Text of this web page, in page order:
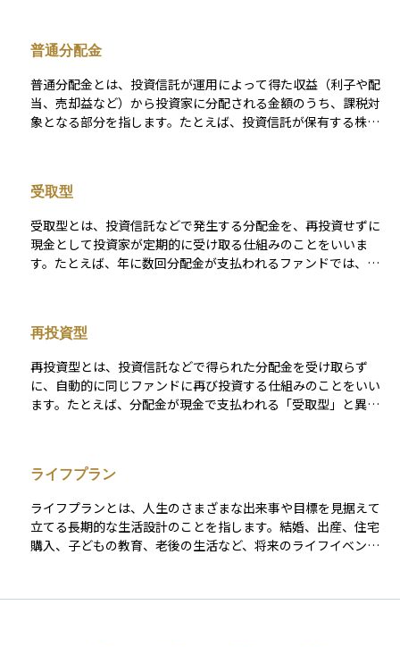
されます。この金額には税金がかからないのが特徴ですが、そ
の分だけ投資元本が減少するため、見かけ上の収益が実際には
資産の取り崩しに過ぎないというケースもあります。したがっ
て、元本払戻金を収益と誤解せず、投資信託の本来の運用成績
や資産価値の変動と合わせて評価することが重要です。
普通分配金
普通分配金とは、投資信託が運用によって得た収益（利子や配
当、売却益など）から投資家に分配される金額のうち、課税対
象となる部分を指します。たとえば、投資信託が保有する株式
徴収が行われます。確定申告の際には、課税口座かどうかに応
じて申告が必要な場合があります。普通分配金は、投資信託の
運用が順調であることを示す一つのサインでもありますが、受
け取るたびに課税されるため、再投資との比較で利回りに差が
出ることもあります。
受取型
受取型とは、投資信託などで発生する分配金を、再投資せずに
現金として投資家が定期的に受け取る仕組みのことをいいま
す。たとえば、年に数回分配金が支払われるファンドでは、そ
取型が好まれます。 一方で、分配金をそのまま再投資する再投
資型と比べると、複利効果を得られにくく、長期的な資産成長
という観点では不利になる場合もあります。したがって、受取
型を選ぶか再投資型を選ぶかは、投資目的やライフステージに
応じて判断することが大切です。
再投資型
再投資型とは、投資信託などで得られた分配金を受け取らず
に、自動的に同じファンドに再び投資する仕組みのことをいい
ます。たとえば、分配金が現金で支払われる「受取型」と異な
分配金を自動で積み増すことができ、運用効率が高まります。
特に積立投資や老後資金形成など、長期の資産形成を目的とす
る場合に選ばれることが多く、資産の成長を重視する投資スタ
イルに適しています。
ライフプラン
ライフプランとは、人生のさまざまな出来事や目標を見据えて
立てる長期的な生活設計のことを指します。結婚、出産、住宅
購入、子どもの教育、老後の生活など、将来のライフイベント
てることで、お金に対する不安を減らし、将来の備えを具体的